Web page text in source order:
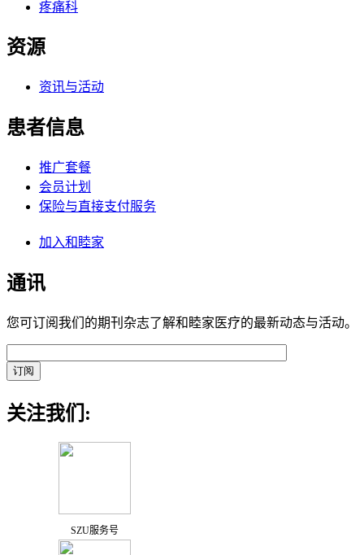
疼痛科
资源
资讯与活动
患者信息
推广套餐
会员计划
保险与直接支付服务
加入和睦家
通讯
您可订阅我们的期刊杂志了解和睦家医疗的最新动态与活动。
关注我们:
SZU服务号